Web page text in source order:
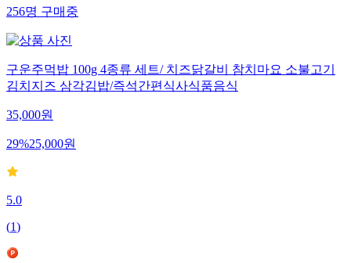
256명구매중
구운주먹밥 100g 4종류 세트/ 치즈닭갈비 참치마요 소불고기
김치지즈 삼각김밥/즉석간편식사식품음식
35,000원
29%25,000원
5.0
(1)